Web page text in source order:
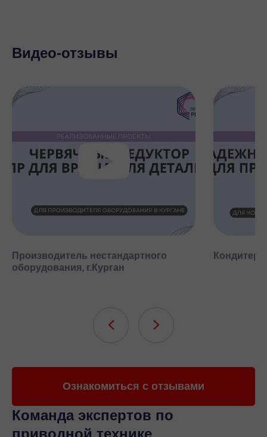
Видео-отзывы
Производитель нестандартного
оборудования, г.Курган
Ознакомиться с отзывами
Команда экспертов по
приводной технике